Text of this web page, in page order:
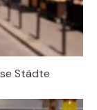
Städte